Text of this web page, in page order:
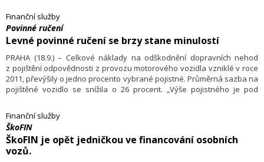
nebankovního financováním, který za stejné období zaznamenal
pokles o téměř sedm procent.
Finanční služby
Povinné ručení
Levné povinné ručení se brzy stane minulostí
PRAHA (18.9.) – Celkové náklady na odškodnění dopravních nehod
z pojištění odpovědnosti z provozu motorového vozidla vzniklé v roce
2011, převýšily o jedno procento vybrané pojistné. Průměrná sazba na
pojištěné vozidlo se snížila o 26 procent. „Výše pojistného je pod
v případě, že nedojde k navýšení ceny, způsobit některým pojistitelům
problémy,“ říká Jakub Hradec, výkonný ředitel České kanceláře
pojistitelů (ČKP).
Finanční služby
ŠkoFIN
ŠkoFIN je opět jedničkou ve financování osobních
vozů.